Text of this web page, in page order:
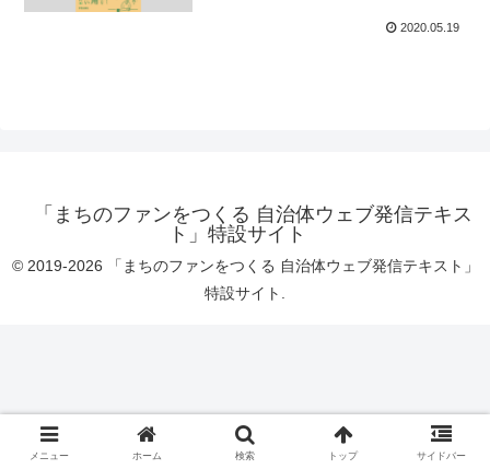
2020.05.19
「まちのファンをつくる 自治体ウェブ発信テキス
ト」特設サイト
© 2019-2026 「まちのファンをつくる 自治体ウェブ発信テキスト」
特設サイト.
メニュー ホーム 検索 トップ サイドバー